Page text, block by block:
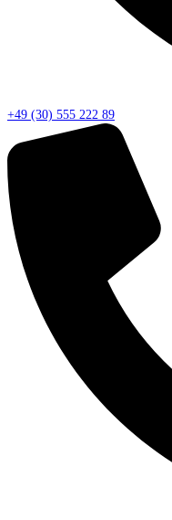
+49 (30) 555 222 89